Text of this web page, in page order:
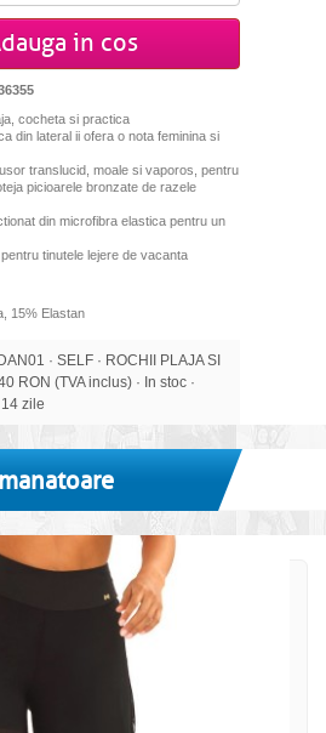
in cos
cocheta si practica
din lateral ii ofera o nota feminina si
translucid, moale si vaporos, pentru
picioarele bronzate de razele
din microfibra elastica pentru un
tinutele lejere de vacanta
15% Elastan
· SELF · ROCHII PLAJA SI
RON (TVA inclus) · In stoc ·
zile